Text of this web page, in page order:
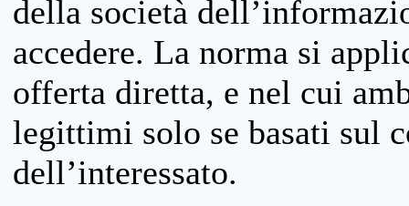
della società
accedere. La norma si
offerta diretta, e nel cui
legittimi solo se basati sul
dell’interessato.